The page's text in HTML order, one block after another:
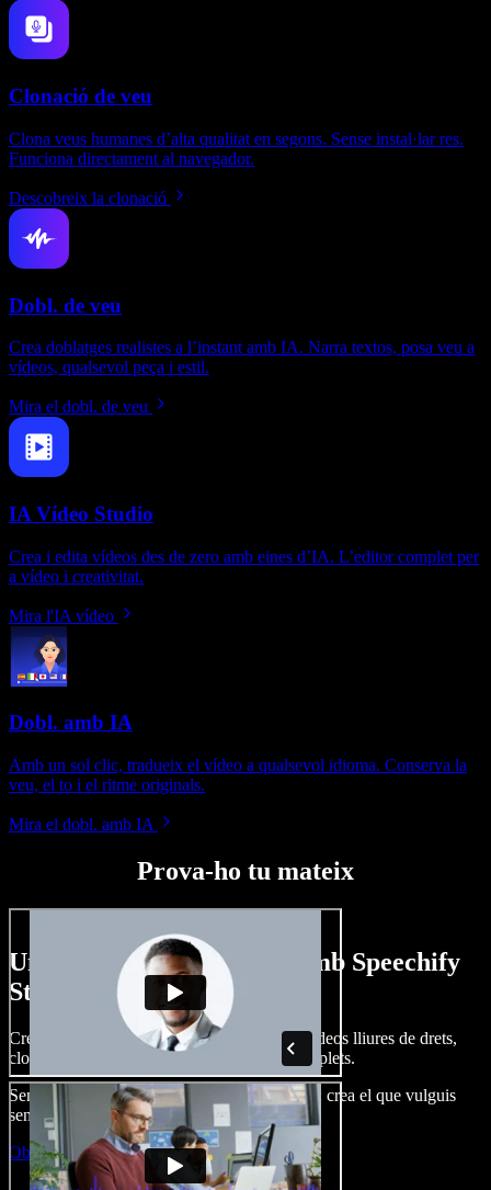
Clonació de veu
Clona veus humanes d’alta qualitat en segons. Sense instal·lar res.
Funciona directament al navegador.
Descobreix la clonació
Dobl. de veu
Crea doblatges realistes a l’instant amb IA. Narra textos, posa veu a
vídeos, qualsevol peça i estil.
Mira el dobl. de veu
IA Vídeo Studio
Crea i edita vídeos des de zero amb eines d’IA. L’editor complet per
a vídeo i creativitat.
Mira l'IA vídeo
Dobl. amb IA
Amb un sol clic, tradueix el vídeo a qualsevol idioma. Conserva la
veu, el to i el ritme originals.
Mira el dobl. amb IA
Prova-ho tu mateix
Un tastet del que pots fer amb Speechify
Studio.
Crea dobl. de veu, afegeix imatges, àudio, vídeos lliures de drets,
clona veus i munta projectes multimèdia complets.
Sense corba d’aprenentatge, tot al navegador: crea el que vulguis
sense els límits de sempre.
Obre l'Studio